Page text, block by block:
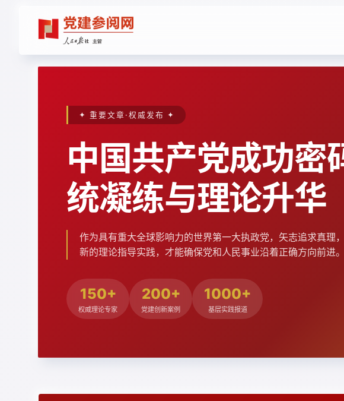
✦ 重要文章·权威发布 ✦
中国共产党成功密
统凝练与理论升华
作为具有重大全球影响力的世界第一大执政党，矢志追求真理
新的理论指导实践，才能确保党和人民事业沿着正确方向前进。
150+
权威理论专家
200+
党建创新案例
1000+
基层实践报道